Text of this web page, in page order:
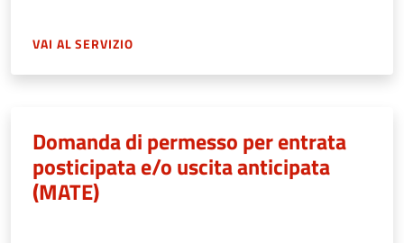
VAI AL SERVIZIO
Domanda di permesso per entrata
posticipata e/o uscita anticipata
(MATE)